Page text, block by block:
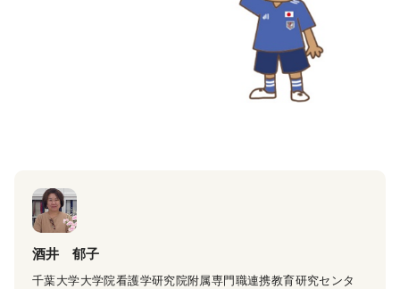
酒井 郁子
千葉大学大学院看護学研究院附属専門職連携教育研究センタ